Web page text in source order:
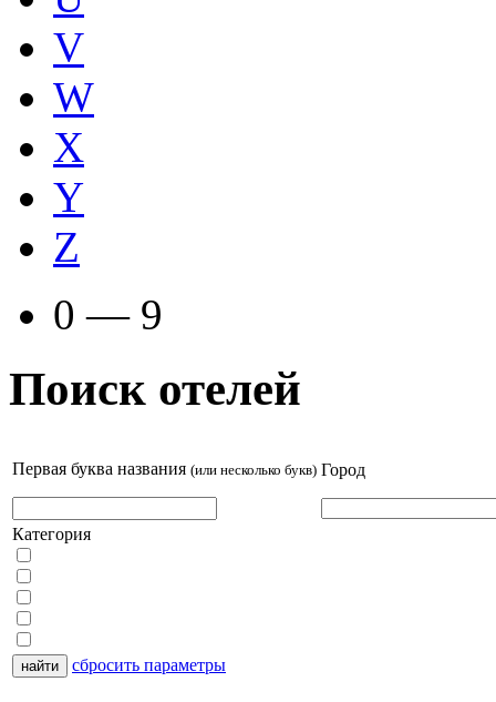
V
W
X
Y
Z
0 — 9
Поиск отелей
Первая буква названия (или несколько букв) Город
Категория
сбросить параметры